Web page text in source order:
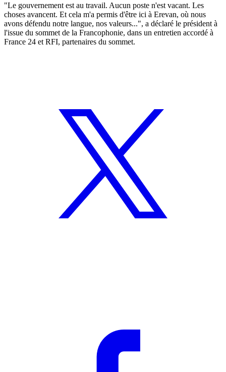
"Le gouvernement est au travail. Aucun poste n'est vacant. Les
choses avancent. Et cela m'a permis d'être ici à Erevan, où nous
avons défendu notre langue, nos valeurs...", a déclaré le président à
l'issue du sommet de la Francophonie, dans un entretien accordé à
France 24 et RFI, partenaires du sommet.